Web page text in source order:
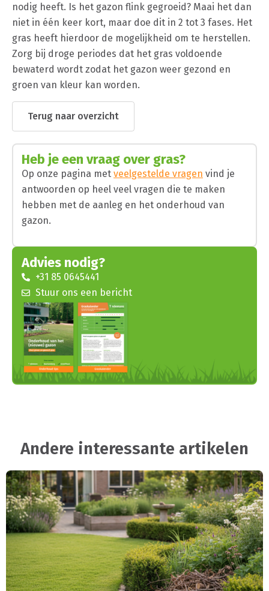
nodig heeft. Is het gazon flink gegroeid? Maai het dan
niet in één keer kort, maar doe dit in 2 tot 3 fases. Het
gras heeft hierdoor de mogelijkheid om te herstellen.
Zorg bij droge periodes dat het gras voldoende
bewaterd wordt zodat het gazon weer gezond en
groen van kleur kan worden.
Terug naar overzicht
Heb je een vraag over gras?
Op onze pagina met veelgestelde vragen vind je
antwoorden op heel veel vragen die te maken
hebben met de aanleg en het onderhoud van
gazon.
Advies nodig?
+31 85 0645441
Stuur ons een bericht
Andere interessante artikelen